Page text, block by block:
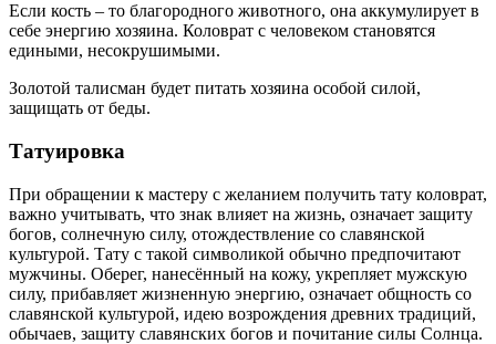
Если кость – то благородного животного, она аккумулирует в
себе энергию хозяина. Коловрат с человеком становятся
едиными, несокрушимыми.
Золотой талисман будет питать хозяина особой силой,
защищать от беды.
Татуировка
При обращении к мастеру с желанием получить тату коловрат,
важно учитывать, что знак влияет на жизнь, означает защиту
богов, солнечную силу, отождествление со славянской
культурой. Тату с такой символикой обычно предпочитают
мужчины. Оберег, нанесённый на кожу, укрепляет мужскую
силу, прибавляет жизненную энергию, означает общность со
славянской культурой, идею возрождения древних традиций,
обычаев, защиту славянских богов и почитание силы Солнца.